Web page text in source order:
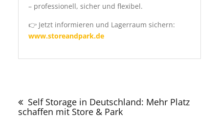
– professionell, sicher und flexibel.
👉 Jetzt informieren und Lagerraum sichern:
www.storeandpark.de
Self Storage in Deutschland: Mehr Platz
schaffen mit Store & Park